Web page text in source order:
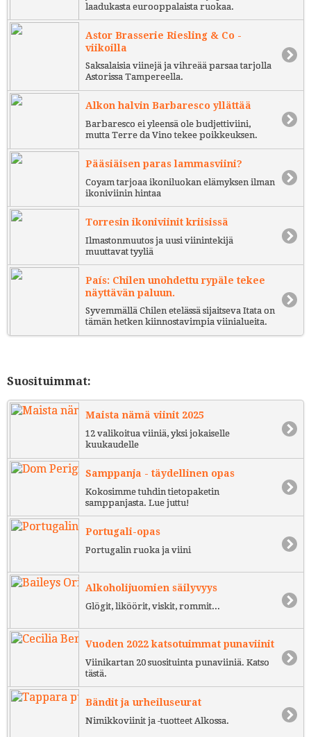
laadukasta eurooppalaista ruokaa.
Astor Brasserie Riesling & Co -
viikoilla
Saksalaisia viinejä ja vihreää parsaa tarjolla
Astorissa Tampereella.
Alkon halvin Barbaresco yllättää
Barbaresco ei yleensä ole budjettiviini,
mutta Terre da Vino tekee poikkeuksen.
Pääsiäisen paras lammasviini?
Coyam tarjoaa ikoniluokan elämyksen ilman
ikoniviinin hintaa
Torresin ikoniviinit kriisissä
Ilmastonmuutos ja uusi viinintekijä
muuttavat tyyliä
País: Chilen unohdettu rypäle tekee
näyttävän paluun.
Syvemmällä Chilen etelässä sijaitseva Itata on
tämän hetken kiinnostavimpia viinialueita.
Suosituimmat:
Maista nämä viinit 2025
12 valikoitua viiniä, yksi jokaiselle
kuukaudelle
Samppanja - täydellinen opas
Kokosimme tuhdin tietopaketin
samppanjasta. Lue juttu!
Portugali-opas
Portugalin ruoka ja viini
Alkoholijuomien säilyvyys
Glögit, liköörit, viskit, rommit...
Vuoden 2022 katsotuimmat punaviinit
Viinikartan 20 suosituinta punaviiniä. Katso
tästä.
Bändit ja urheiluseurat
Nimikkoviinit ja -tuotteet Alkossa.